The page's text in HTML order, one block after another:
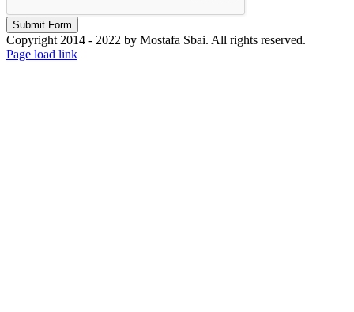
Copyright 2014 - 2022 by Mostafa Sbai. All rights reserved.
Facebook
Twitter
Instagram
Pinterest
Page load link